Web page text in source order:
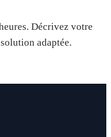
Décrivez votre
adaptée.